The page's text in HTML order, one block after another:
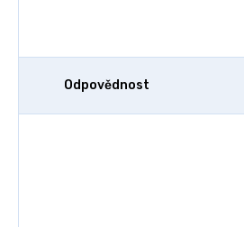
Odpovědnost